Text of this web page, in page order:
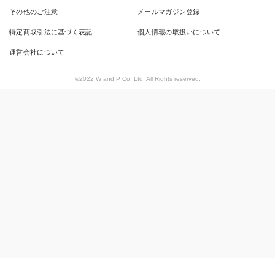
その他のご注意 メールマガジン登録
特定商取引法に基づく表記 個人情報の取扱いについて
運営会社について
©2022 W and P Co.,Ltd. All Rights reserved.